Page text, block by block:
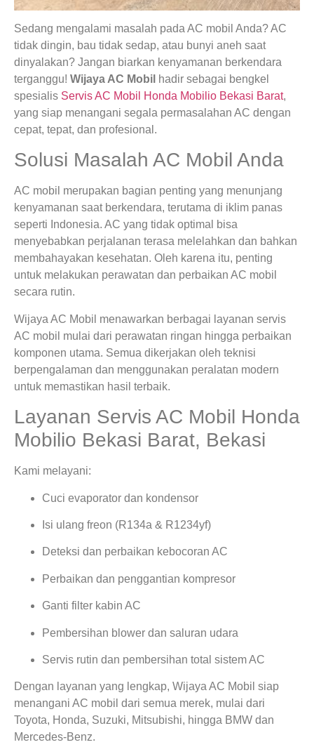
Sedang mengalami masalah pada AC mobil Anda? AC
tidak dingin, bau tidak sedap, atau bunyi aneh saat
dinyalakan? Jangan biarkan kenyamanan berkendara
terganggu! Wijaya AC Mobil hadir sebagai bengkel
spesialis Servis AC Mobil Honda Mobilio Bekasi Barat,
yang siap menangani segala permasalahan AC dengan
cepat, tepat, dan profesional.
Solusi Masalah AC Mobil Anda
AC mobil merupakan bagian penting yang menunjang
kenyamanan saat berkendara, terutama di iklim panas
seperti Indonesia. AC yang tidak optimal bisa
menyebabkan perjalanan terasa melelahkan dan bahkan
membahayakan kesehatan. Oleh karena itu, penting
untuk melakukan perawatan dan perbaikan AC mobil
secara rutin.
Wijaya AC Mobil menawarkan berbagai layanan servis
AC mobil mulai dari perawatan ringan hingga perbaikan
komponen utama. Semua dikerjakan oleh teknisi
berpengalaman dan menggunakan peralatan modern
untuk memastikan hasil terbaik.
Layanan Servis AC Mobil Honda
Mobilio Bekasi Barat, Bekasi
Kami melayani:
Cuci evaporator dan kondensor
Isi ulang freon (R134a & R1234yf)
Deteksi dan perbaikan kebocoran AC
Perbaikan dan penggantian kompresor
Ganti filter kabin AC
Pembersihan blower dan saluran udara
Servis rutin dan pembersihan total sistem AC
Dengan layanan yang lengkap, Wijaya AC Mobil siap
menangani AC mobil dari semua merek, mulai dari
Toyota, Honda, Suzuki, Mitsubishi, hingga BMW dan
Mercedes-Benz.